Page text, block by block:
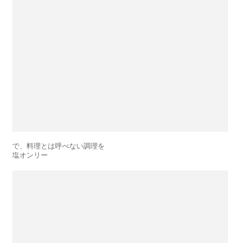
で、料理とは呼べない調理を
塩オンリー